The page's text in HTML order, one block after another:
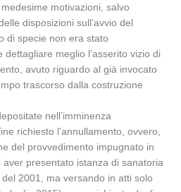
motivazioni, salvo
disposizioni sull’avvio del
di specie non era stato
meglio l’asserito vizio di
avuto riguardo al già invocato
trascorso dalla costruzione
nell’imminenza
richiesto l’annullamento, ovvero,
del provvedimento impugnato in
presentato istanza di sanatoria
2001, ma versando in atti solo